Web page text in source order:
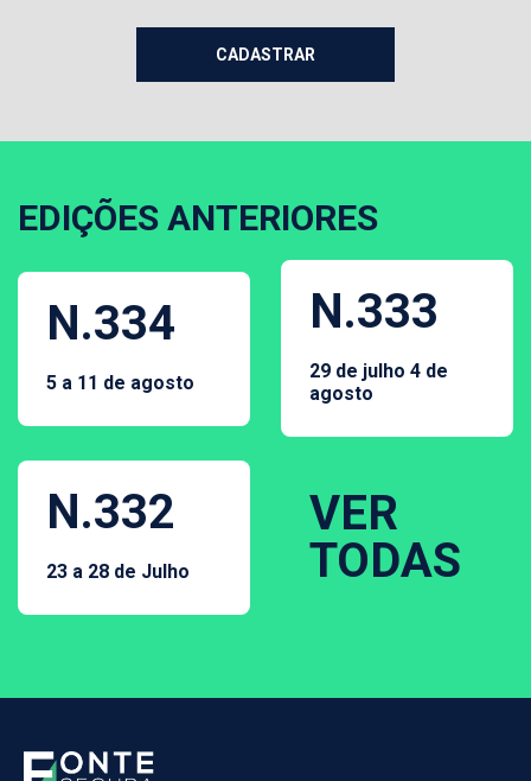
EDIÇÕES ANTERIORES
N.334
5 a 11 de agosto
N.333
29 de julho 4 de
agosto
N.332
23 a 28 de Julho
VER
TODAS